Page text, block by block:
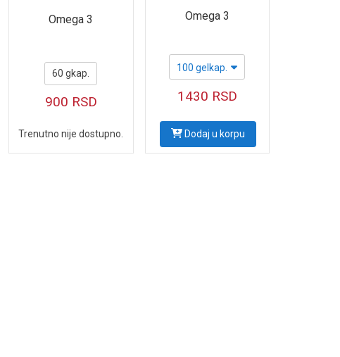
Omega 3
60 gkap.
900 RSD
Trenutno nije dostupno.
Omega 3
100 gelkap.
1430 RSD
Dodaj u korpu